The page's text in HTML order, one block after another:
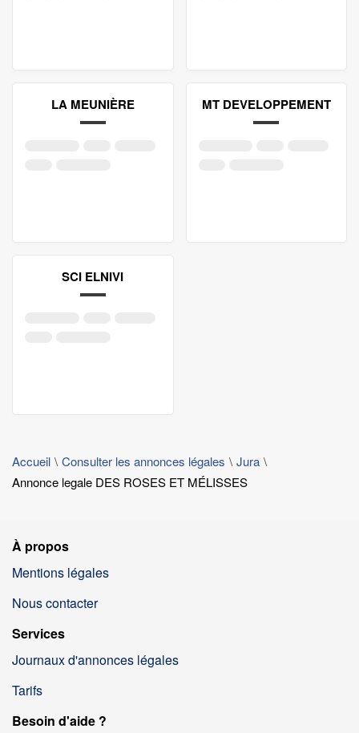
LA MEUNIÈRE MT DEVELOPPEMENT
SCI ELNIVI
Accueil Consulter les annonces légales
Jura
Annonce legale DES ROSES ET MÉLISSES
À propos
Mentions légales
Nous contacter
Services
Journaux d'annonces légales
Tarifs
Besoin d'aide ?